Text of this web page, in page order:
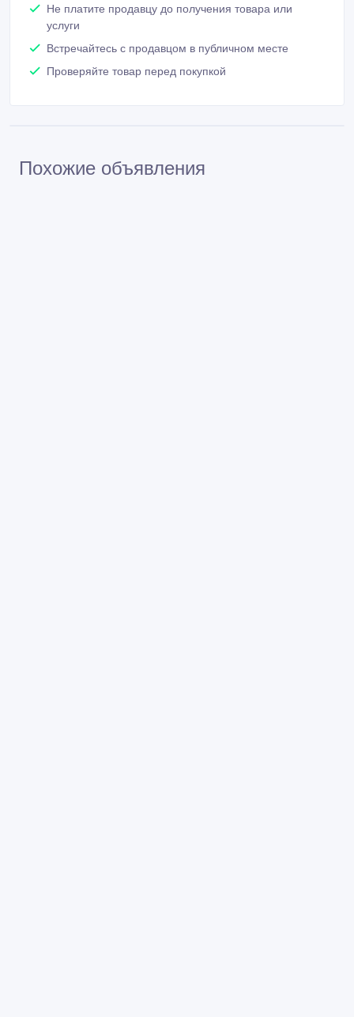
Не платите продавцу до получения товара или
услуги
Встречайтесь с продавцом в публичном месте
Проверяйте товар перед покупкой
Похожие объявления